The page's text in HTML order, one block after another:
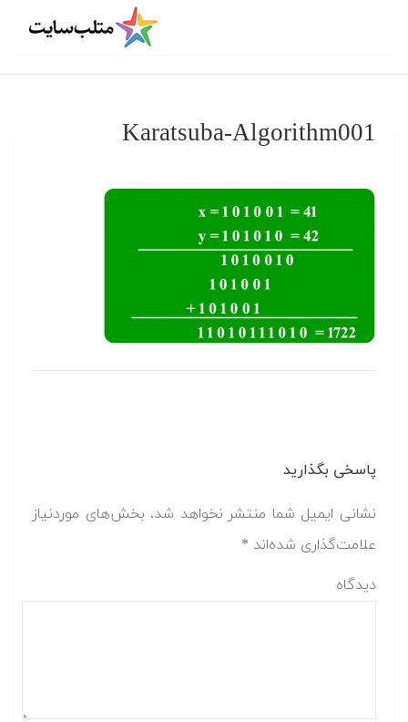
Karatsuba-Algorithm001
پاسخی بگذارید
نشانی ایمیل شما منتشر نخواهد شد. بخش‌های موردنیاز
علامت‌گذاری شده‌اند *
دیدگاه